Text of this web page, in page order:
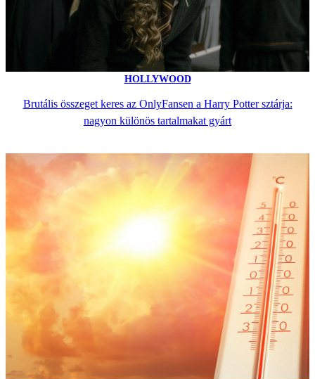
HOLLYWOOD
Brutális összeget keres az OnlyFansen a Harry Potter sztárja:
nagyon különös tartalmakat gyárt